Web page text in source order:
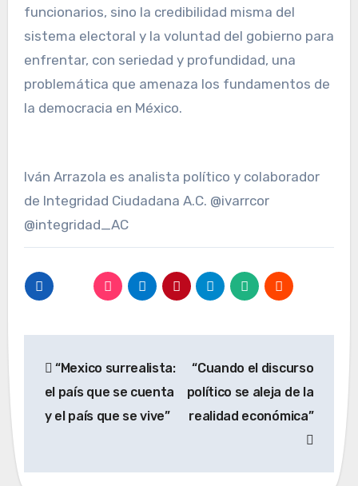
funcionarios, sino la credibilidad misma del
sistema electoral y la voluntad del gobierno para
enfrentar, con seriedad y profundidad, una
problemática que amenaza los fundamentos de
la democracia en México.
Iván Arrazola es analista político y colaborador
de Integridad Ciudadana A.C. @ivarrcor
@integridad_AC
de
entradas
“Mexico surrealista:
el país que se cuenta
y el país que se vive”
“Cuando el discurso
político se aleja de la
realidad económica”